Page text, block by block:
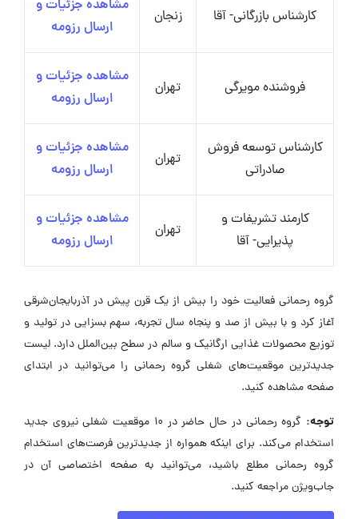
کارشناس بازرگانی- آقا زنجان
مشاهده جزئیات و
ارسال رزومه
فروشنده مویرگی تهران
مشاهده جزئیات و
ارسال رزومه
کارشناس توسعه فروش
صادراتی
تهران
مشاهده جزئیات و
ارسال رزومه
کارمند تشریفات و
پذیرایی- آقا
تهران
مشاهده جزئیات و
ارسال رزومه
گروه رحمانی فعالیت خود را بیش از یک قرن پیش در آذربایجان‌شرقی
آغاز کرد و با بیش از صد و پنجاه سال تجربه، سهم بسزایی در تولید و
توزیع محصولات غذایی ارگانیک و سالم در سطح بین‌الملل دارد. لیست
جدیدترین موقعیت‌های شغلی گروه رحمانی را می‌توانید در ابتدای
صفحه مشاهده کنید.
توجه:
گروه رحمانی در حال حاضر در ۱۰ موقعیت شغلی نیروی جدید
استخدام می‌کند. برای اینکه همواره از جدیدترین فرصت‌های استخدام
گروه رحمانی مطلع باشید، می‌توانید به صفحه اختصاصی آن در
جاب‌ویژن مراجعه کنید.